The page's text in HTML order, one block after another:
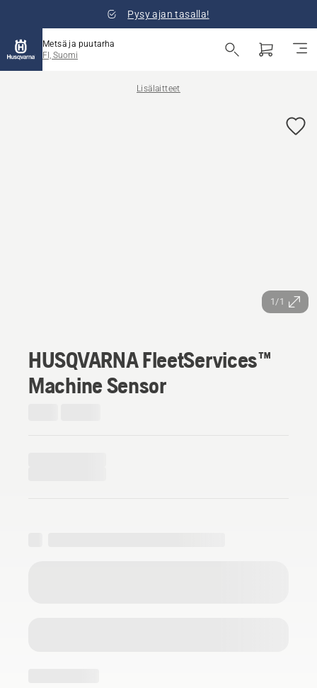
Pysy ajan tasalla!
Metsä ja puutarha
FI, Suomi
Lisälaitteet
1/1
HUSQVARNA FleetServices™
Machine Sensor